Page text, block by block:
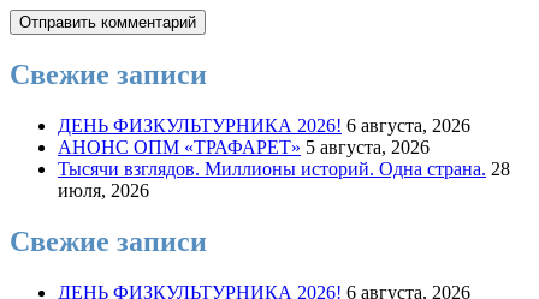
Свежие записи
ДЕНЬ ФИЗКУЛЬТУРНИКА 2026! 6 августа, 2026
АНОНС ОПМ «ТРАФАРЕТ» 5 августа, 2026
Тысячи взглядов. Миллионы историй. Одна страна. 28
июля, 2026
Свежие записи
ДЕНЬ ФИЗКУЛЬТУРНИКА 2026! 6 августа, 2026